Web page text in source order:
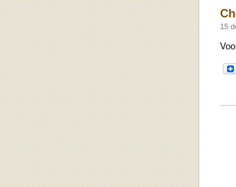
15